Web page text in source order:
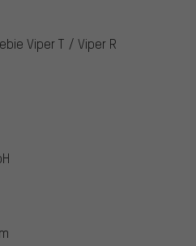
Viper T / Viper R